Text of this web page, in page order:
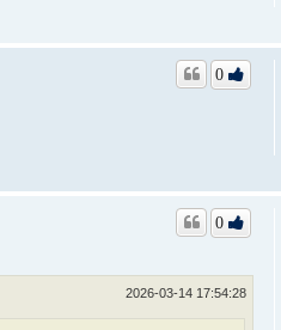
0
0
2026-03-14 17:54:28